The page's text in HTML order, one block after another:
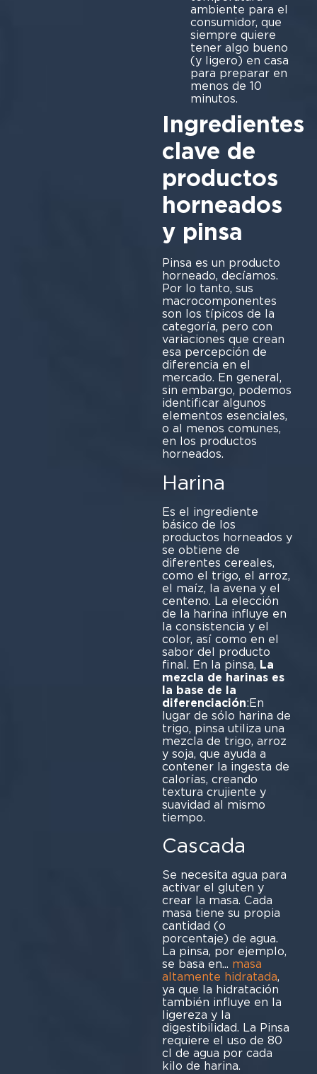
ambiente para el
consumidor, que
siempre quiere
tener algo bueno
(y ligero) en casa
para preparar en
menos de 10
minutos.
Ingredientes
clave de
productos
horneados
y pinsa
Pinsa es un producto
horneado, decíamos.
Por lo tanto, sus
macrocomponentes
son los típicos de la
categoría, pero con
variaciones que crean
esa percepción de
diferencia en el
mercado. En general,
sin embargo, podemos
identificar algunos
elementos esenciales,
o al menos comunes,
en los productos
horneados.
Harina
Es el ingrediente
básico de los
productos horneados y
se obtiene de
diferentes cereales,
como el trigo, el arroz,
el maíz, la avena y el
centeno. La elección
de la harina influye en
la consistencia y el
color, así como en el
sabor del producto
final. En la pinsa, La
mezcla de harinas es
la base de la
diferenciación:En
lugar de sólo harina de
trigo, pinsa utiliza una
mezcla de trigo, arroz
y soja, que ayuda a
contener la ingesta de
calorías, creando
textura crujiente y
suavidad al mismo
tiempo.
Cascada
Se necesita agua para
activar el gluten y
crear la masa. Cada
masa tiene su propia
cantidad (o
porcentaje) de agua.
La pinsa, por ejemplo,
se basa en... masa
altamente hidratada,
ya que la hidratación
también influye en la
ligereza y la
digestibilidad. La Pinsa
requiere el uso de 80
cl de agua por cada
kilo de harina.